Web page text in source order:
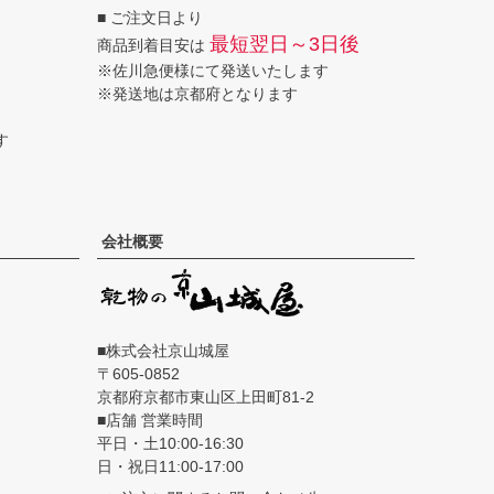
■ ご注文日より
商品到着目安は 最短翌日～3日後
※佐川急便様にて発送いたします
※発送地は京都府となります
会社概要
■株式会社京山城屋
605-0852
京都府京都市東山区上田町81-2
■店舗 営業時間
平日・土10:00-16:30
日・祝日11:00-17:00